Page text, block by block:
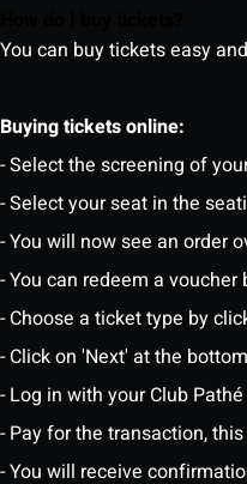
You can buy tickets easy
Buying tickets online:
- Select the screening of
- Select your seat in the
- You will now see an order
- You can redeem a
- Choose a ticket type by
- Click on 'Next' at the
- Log in with your Club
- Pay for the transaction,
- You will receive